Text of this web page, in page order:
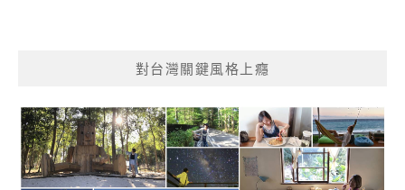
對台灣關鍵風格上癮